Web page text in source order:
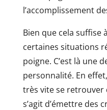
l’accomplissement
Bien que cela suffise
certaines situations
poigne. C’est là une
personnalité. En
très vite se retrouver
s’agit d’émettre des